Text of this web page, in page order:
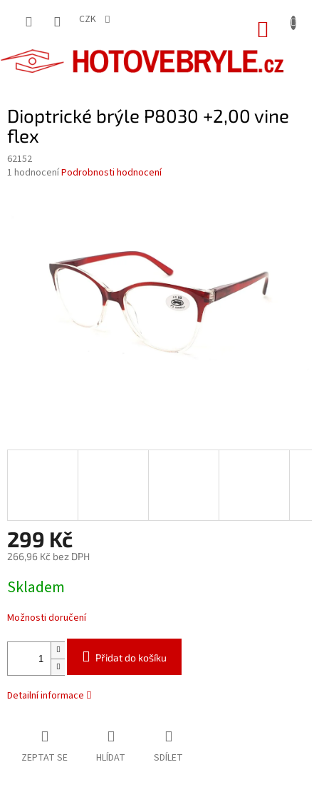
CZK
Dioptrické brýle P8030 +2,00 vine
flex
62152
Průměrné
hvězdiček.
1 hodnoceníPodrobnosti hodnocení
299 Kč
266,96 Kč bez DPH
cena:
Skladem
Možnosti doručení
Přidat do košíku
Detailní informace
ZEPTAT SE HLÍDAT SDÍLET